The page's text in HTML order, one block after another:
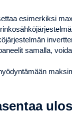
esimerkiksi
samalla,
ulos